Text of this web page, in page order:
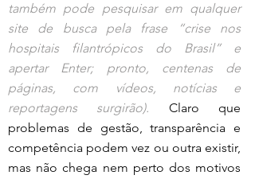
também pode pesquisar em qualquer
site de busca pela frase “crise nos
hospitais filantrópicos do Brasil” e
apertar Enter; pronto, centenas de
páginas, com vídeos, notícias e
reportagens surgirão). Claro que
problemas de gestão, transparência e
competência podem vez ou outra existir,
mas não chega nem perto dos motivos